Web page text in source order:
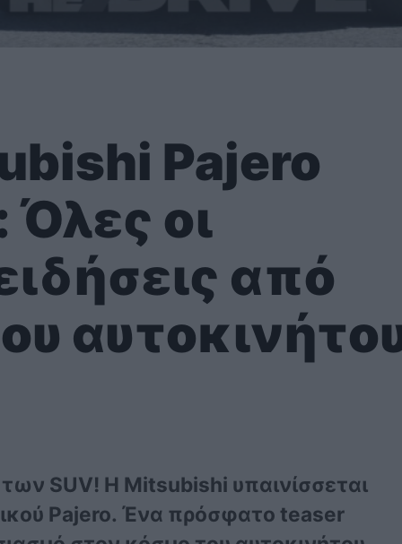
Pajero
Όλες οι
από
SUV! Η Mitsubishi υπαινίσσεται
Pajero. Ένα πρόσφατο teaser